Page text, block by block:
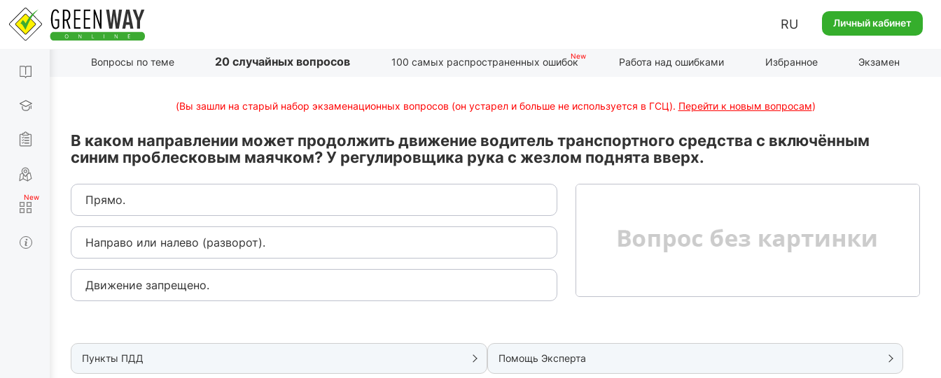
RU Личный кабинет
Вопросы по теме 20 случайных вопросов 100 самых распространенных ошибок Работа над ошибками Избранное Экзамен
(Вы зашли на старый набор экзаменационных вопросов (он устарел и больше не используется в ГСЦ). Перейти к новым вопросам)
В каком направлении может продолжить движение водитель транспортного средства с включённым
синим проблесковым маячком? У регулировщика рука с жезлом поднята вверх.
Прямо.
Направо или налево (разворот).
Движение запрещено.
Пункты ПДД Помощь Эксперта